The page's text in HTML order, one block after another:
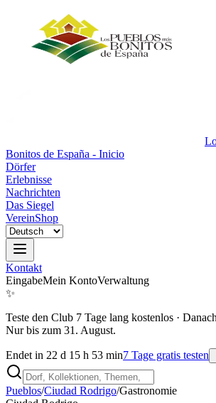
Bonitos de España - Inicio
Dörfer
Erlebnisse
Nachrichten
Das Siegel
VereinShop
Kontakt
EingabeMein KontoVerwaltung
✨
Teste den Club 7 Tage lang kostenlos ·
Nur bis zum 31. August.
Endet in 22 d 15 h 53 min7 Tage gratis testen
Pueblos/Ciudad Rodrigo/Gastronomie